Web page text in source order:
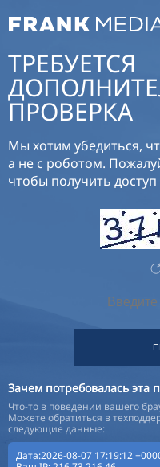
ТРЕБУЕТСЯ
ПРОВЕРКА
Мы хотим убедиться,
а не с роботом.
чтобы получить доступ
Зачем потребовалась эта
Что-то в поведении вашего
Можете обратиться в
следующие данные:
Дата:2026-08-07 17:19:12